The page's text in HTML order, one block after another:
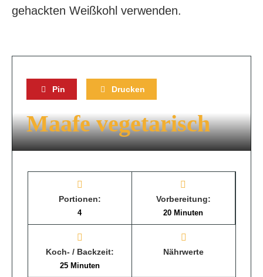
gehackten Weißkohl verwenden.
Pin Drucken
Maafe vegetarisch
Portionen:
4
Vorbereitung:
20 Minuten
Koch- / Backzeit:
25 Minuten
Nährwerte